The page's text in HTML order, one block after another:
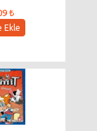
₺
Ekle